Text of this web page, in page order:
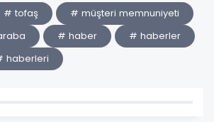
# tofaş
# müşteri memnuniyeti
# haber
# haberler
haberleri